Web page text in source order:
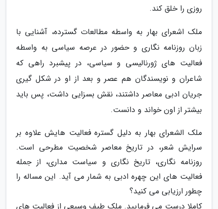
روزی را خلق کند.
ملک اشعرای بهار به واسطه مطالعات گسترده، آشنایی با
زبان روزنامه نگاری و حضور در عرصه سیاسی به واسطه
فعالیت های ژورنالیسی و سیاسی، در پیشبرد راهی که
شاعران و نویسندگان هم عصر و بعد از او در شکل گیری
جریان ادبی معاصر داشتند، نقش بسزایی داشت، پس باید
بیشتر از اون خواند و دانست.
ملک الشعرای بهار به دلیل گستره فعالیت هایش علاوه بر
سرایش شعر، در تاریخ معاصر شخصیت مطرحی است.
روزنامه نگاری، تاریخ نگاری و سیاست مداری، از جمله
فعالیت های این چهره ادبی به شمار می آید. این مساله را
چطور ارزیابی می کنید؟
کاملا درست می فرمایید. ملک طیف وسیعی از فعالیت های